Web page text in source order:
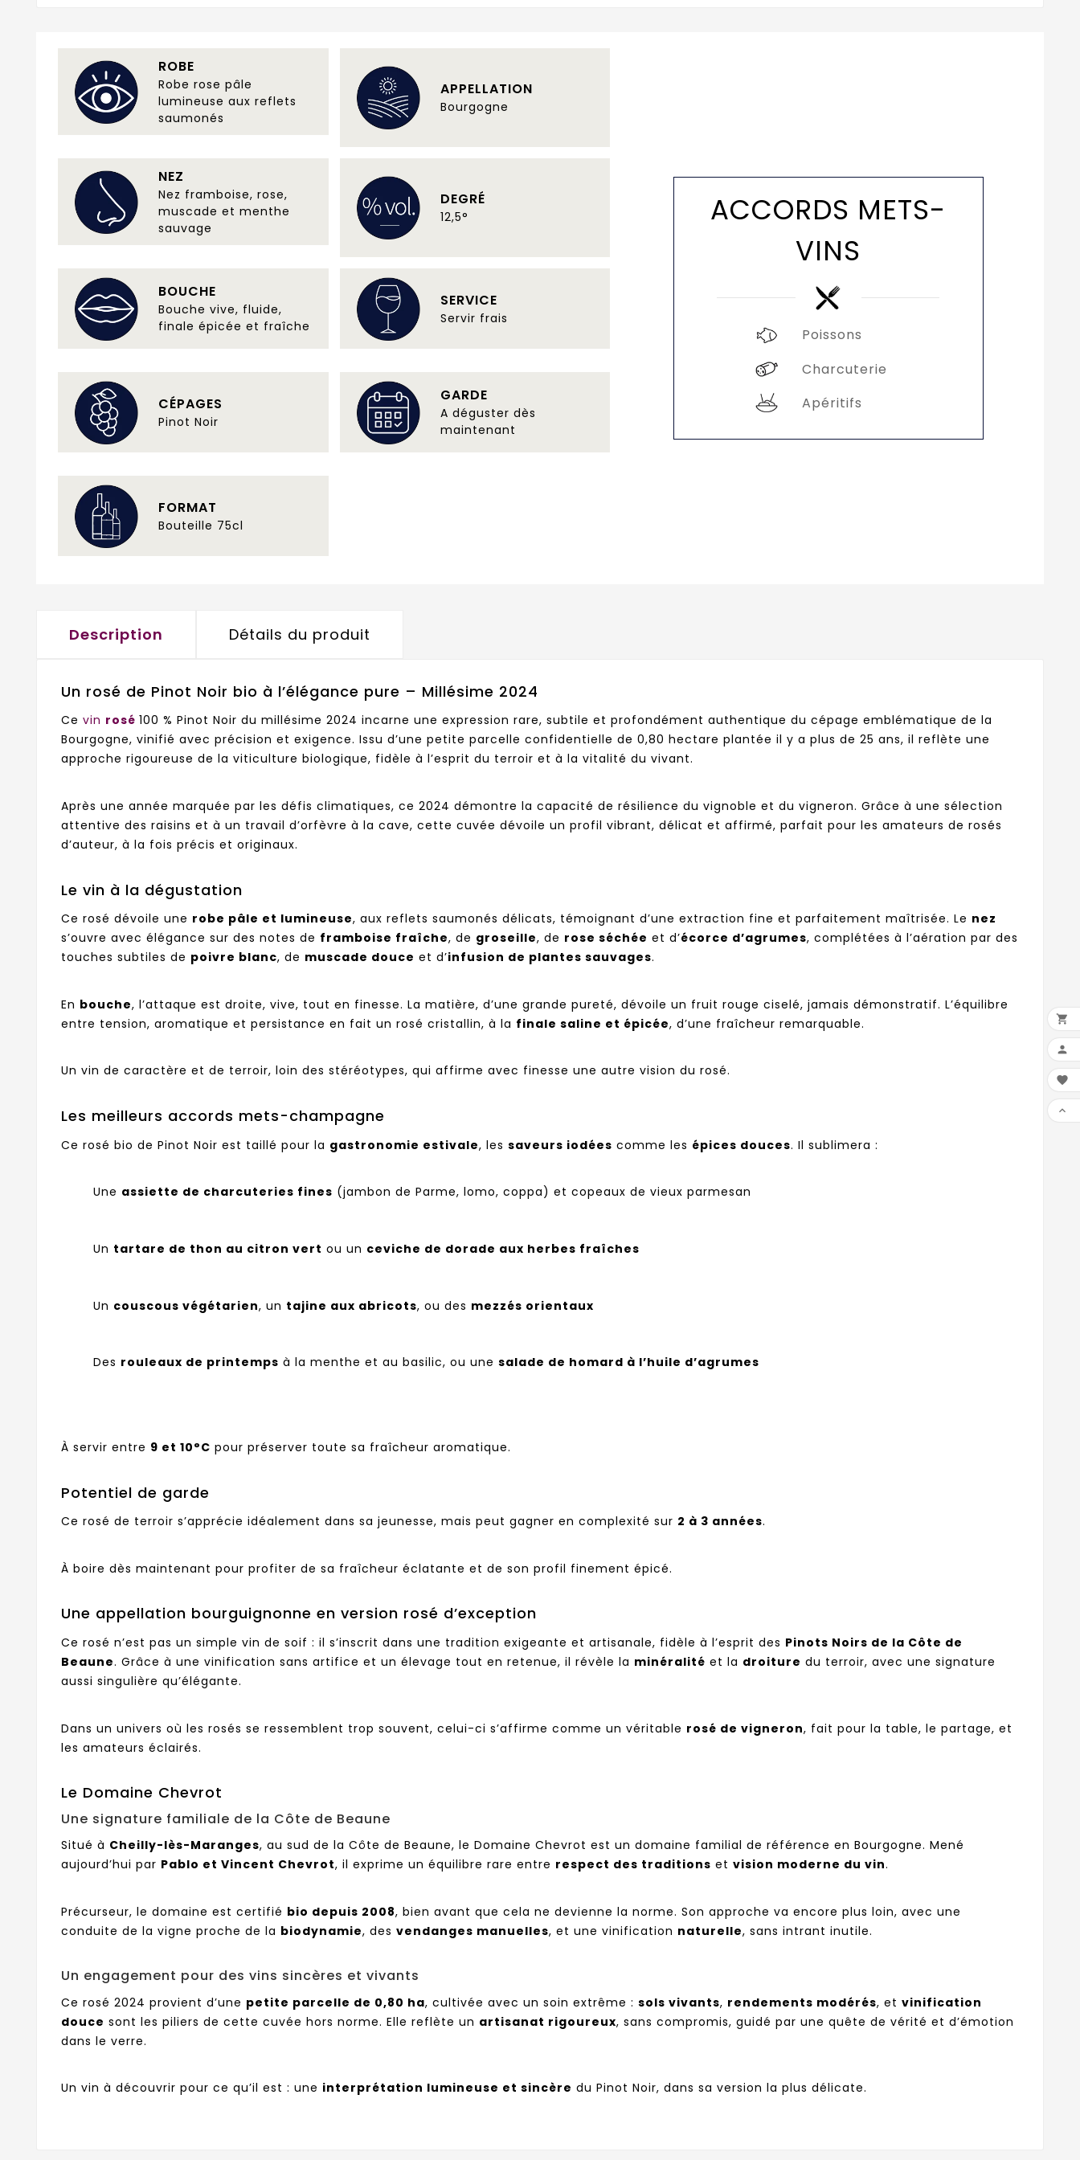
ROBE
Robe rose pâle
lumineuse aux reflets
saumonés
APPELLATION
Bourgogne
NEZ
Nez framboise, rose,
muscade et menthe
sauvage
DEGRÉ
12,5°
BOUCHE
Bouche vive, fluide,
finale épicée et fraîche
SERVICE
Servir frais
CÉPAGES
Pinot Noir
GARDE
A déguster dès
maintenant
FORMAT
Bouteille 75cl
ACCORDS METS-
VINS
Poissons
Charcuterie
Apéritifs
Description Détails du produit
Un rosé de Pinot Noir bio à l’élégance pure – Millésime 2024
Ce vin rosé 100 % Pinot Noir du millésime 2024 incarne une expression rare, subtile et profondément authentique du cépage emblématique de la
Bourgogne, vinifié avec précision et exigence. Issu d’une petite parcelle confidentielle de 0,80 hectare plantée il y a plus de 25 ans, il reflète une
approche rigoureuse de la viticulture biologique, fidèle à l’esprit du terroir et à la vitalité du vivant.
Après une année marquée par les défis climatiques, ce 2024 démontre la capacité de résilience du vignoble et du vigneron. Grâce à une sélection
attentive des raisins et à un travail d’orfèvre à la cave, cette cuvée dévoile un profil vibrant, délicat et affirmé, parfait pour les amateurs de rosés
d’auteur, à la fois précis et originaux.
Le vin à la dégustation
Ce rosé dévoile une robe pâle et lumineuse, aux reflets saumonés délicats, témoignant d’une extraction fine et parfaitement maîtrisée. Le nez
s’ouvre avec élégance sur des notes de framboise fraîche, de groseille, de rose séchée et d’écorce d’agrumes, complétées à l’aération par des
touches subtiles de poivre blanc, de muscade douce et d’infusion de plantes sauvages.
En bouche, l’attaque est droite, vive, tout en finesse. La matière, d’une grande pureté, dévoile un fruit rouge ciselé, jamais démonstratif. L’équilibre
entre tension, aromatique et persistance en fait un rosé cristallin, à la finale saline et épicée, d’une fraîcheur remarquable.
Un vin de caractère et de terroir, loin des stéréotypes, qui affirme avec finesse une autre vision du rosé.
Les meilleurs accords mets-champagne
Ce rosé bio de Pinot Noir est taillé pour la gastronomie estivale, les saveurs iodées comme les épices douces. Il sublimera :
Une assiette de charcuteries fines (jambon de Parme, lomo, coppa) et copeaux de vieux parmesan
Un tartare de thon au citron vert ou un ceviche de dorade aux herbes fraîches
Un couscous végétarien, un tajine aux abricots, ou des mezzés orientaux
Des rouleaux de printemps à la menthe et au basilic, ou une salade de homard à l’huile d’agrumes
À servir entre 9 et 10°C pour préserver toute sa fraîcheur aromatique.
Potentiel de garde
Ce rosé de terroir s’apprécie idéalement dans sa jeunesse, mais peut gagner en complexité sur 2 à 3 années.
À boire dès maintenant pour profiter de sa fraîcheur éclatante et de son profil finement épicé.
Une appellation bourguignonne en version rosé d’exception
Ce rosé n’est pas un simple vin de soif : il s’inscrit dans une tradition exigeante et artisanale, fidèle à l’esprit des Pinots Noirs de la Côte de
Beaune. Grâce à une vinification sans artifice et un élevage tout en retenue, il révèle la minéralité et la droiture du terroir, avec une signature
aussi singulière qu’élégante.
Dans un univers où les rosés se ressemblent trop souvent, celui-ci s’affirme comme un véritable rosé de vigneron, fait pour la table, le partage, et
les amateurs éclairés.
Le Domaine Chevrot
Une signature familiale de la Côte de Beaune
Situé à Cheilly-lès-Maranges, au sud de la Côte de Beaune, le Domaine Chevrot est un domaine familial de référence en Bourgogne. Mené
aujourd’hui par Pablo et Vincent Chevrot, il exprime un équilibre rare entre respect des traditions et vision moderne du vin.
Précurseur, le domaine est certifié bio depuis 2008, bien avant que cela ne devienne la norme. Son approche va encore plus loin, avec une
conduite de la vigne proche de la biodynamie, des vendanges manuelles, et une vinification naturelle, sans intrant inutile.
Un engagement pour des vins sincères et vivants
Ce rosé 2024 provient d’une petite parcelle de 0,80 ha, cultivée avec un soin extrême : sols vivants, rendements modérés, et vinification
douce sont les piliers de cette cuvée hors norme. Elle reflète un artisanat rigoureux, sans compromis, guidé par une quête de vérité et d’émotion
dans le verre.
Un vin à découvrir pour ce qu’il est : une interprétation lumineuse et sincère du Pinot Noir, dans sa version la plus délicate.



